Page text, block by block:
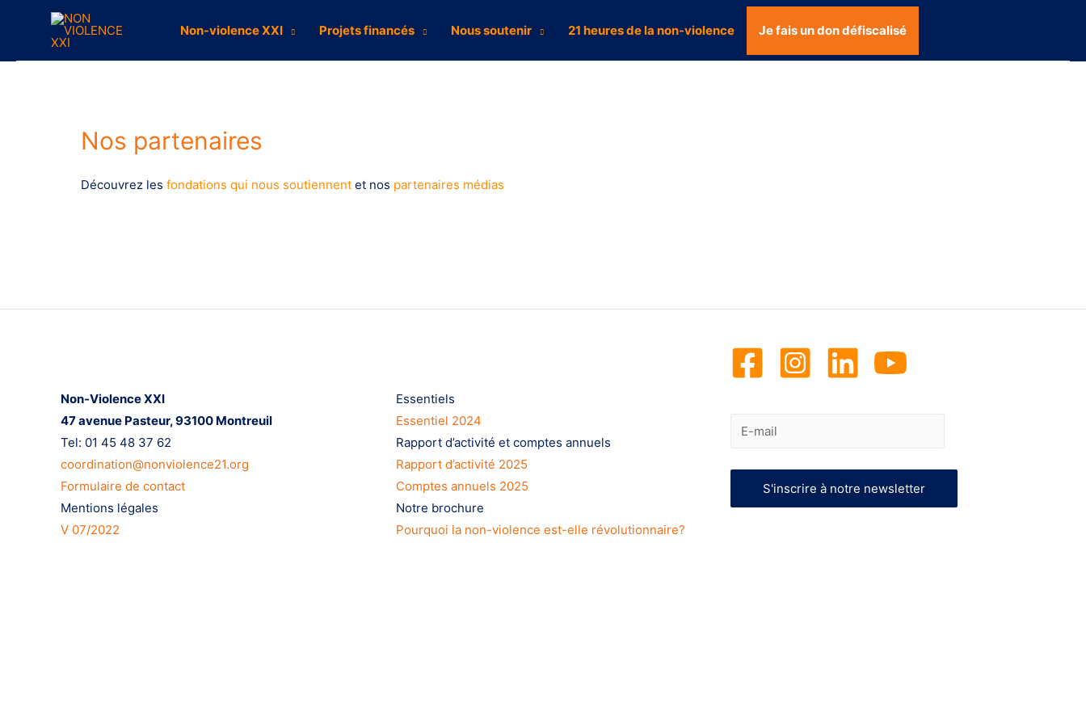
Non-violence XXI Projets financés Nous soutenir 21 heures de la non-violence Je fais un don défiscalisé
Nos partenaires
Découvrez lesfondations qui nous soutiennent et nos partenaires médias
Non-Violence XXI
47 avenue Pasteur,93100 Montreuil
Tel: 01 45 48 37 62
coordination@nonviolence21.org
Formulaire de contact
Mentions légales
V 07/2022
Essentiels
Essentiel 2024
Rapport d’activité et comptes annuels
Rapport d’activité 2025
Comptes annuels 2025
Notre brochure
Pourquoi la non-violence est-elle révolutionnaire?